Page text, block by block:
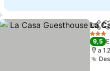
La
3
9,5
a